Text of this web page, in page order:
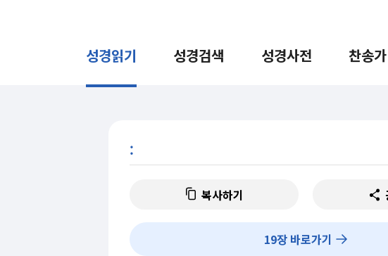
성경읽기 성경검색 성경사전 찬송가
:
복사하기
19장 바로가기